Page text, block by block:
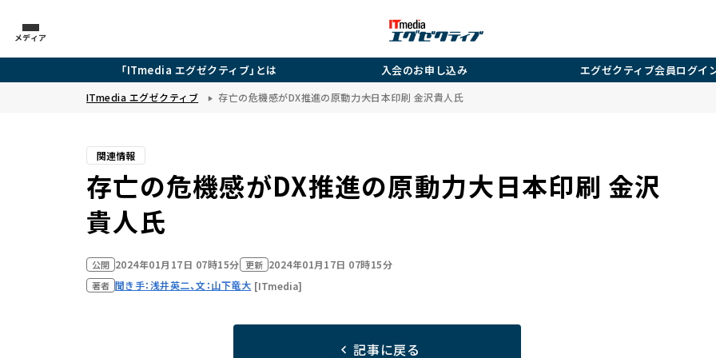
メディア
「ITmedia エグゼクティブ」とは 入会のお申し込み エグゼクティブ会員ログイ
ITmedia エグゼクティブ 存亡の危機感がDX推進の原動力――大日本印刷 金沢貴人氏
関連情報
存亡の危機感がDX推進の原動力――大日本印刷 金沢
貴人氏
公開 2024年01月17日 07時15分 更新 2024年01月17日 07時15分
著者 聞き手：浅井英二、文：山下竜大 [ITmedia]
記事に戻る